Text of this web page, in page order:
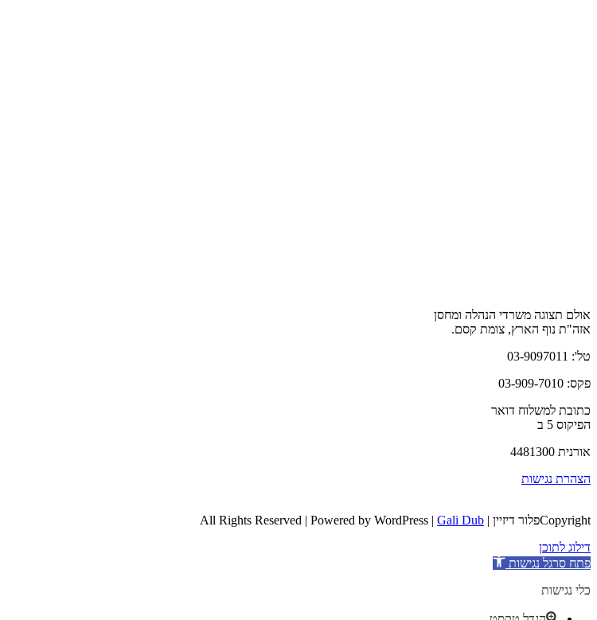
אולם תצוגה משרדי הנהלה ומחסן
אזה"ת נוף הארץ, צומת קסם.
טל': 03-9097011
פקס: 03-909-7010
כתובת למשלוח דואר
הפיקוס 5 ב
אורנית 4481300
הצהרת נגישות
Copyrightפלור דיזיין | All Rights Reserved | Powered by WordPress |
Gali Dub
דילוג לתוכן
פתח סרגל נגישות
כלי נגישות